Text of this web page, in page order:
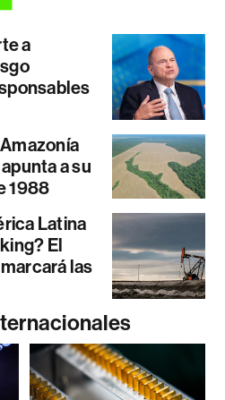
a
a su
1988
Latina
El
las